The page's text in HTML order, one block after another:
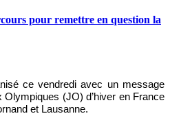
pour remettre en question la
ce vendredi avec un message
Olympiques (JO) d’hiver en France
et Lausanne.